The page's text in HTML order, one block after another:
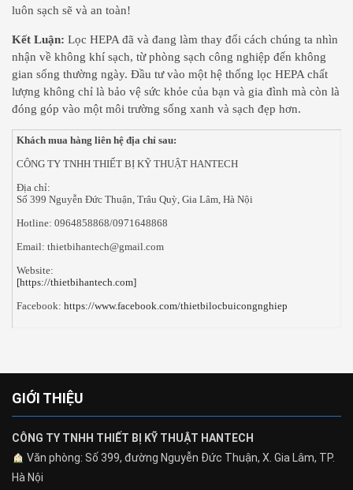
luôn sạch sẽ và an toàn!
Kết Luận: Lọc HEPA đã và đang làm thay đổi cách chúng ta nhìn
nhận về không khí sạch, từ phòng sạch công nghiệp đến không
gian sống thường ngày. Đầu tư vào một hệ thống lọc HEPA chất
lượng không chỉ là bảo vệ sức khỏe của bạn và gia đình mà còn là
đóng góp vào một môi trường sống xanh và sạch đẹp hơn.
Khách mua hàng liên hệ địa chỉ sau:
CÔNG TY TNHH THIẾT BỊ KỸ THUẬT HANTECH
Địa chỉ:
Số 399 Nguyễn Đức Thuận, Trâu Quỳ, Gia Lâm, Hà Nội
Hotline: 0964858868/0971648868
Email: thietbihantech@gmail.com
Website:
[https://thietbihantech.com]
Facebook: https://www.facebook.com/thietbilocbuicongnghiep
GIỚI THIỆU
CÔNG TY TNHH THIẾT BỊ KỸ THUẬT HANTECH
Văn phòng: Số 399, đường Nguyễn Đức Thuận, X. Gia Lâm, TP.
Hà Nội